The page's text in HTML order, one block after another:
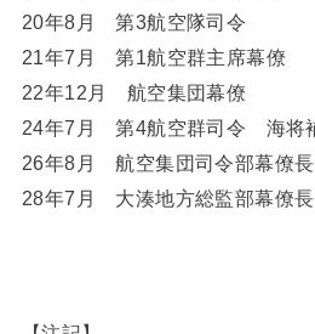
20年8月 第3航空隊司令
21年7月 第1航空群主席幕僚
22年12月 航空集団幕僚
24年7月 第4航空群司令 海将
26年8月 航空集団司令部幕僚長
28年7月 大湊地方総監部幕僚長